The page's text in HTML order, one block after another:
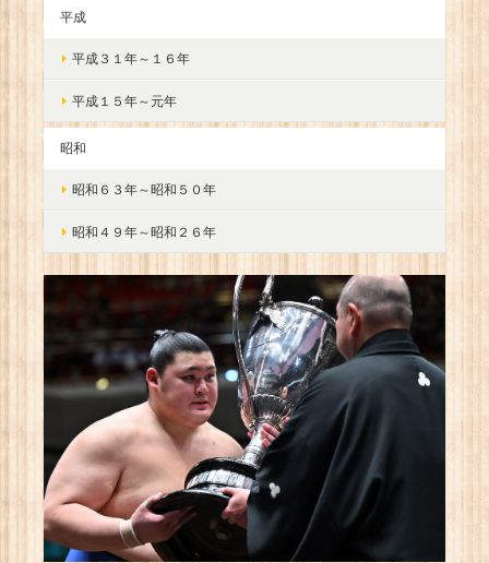
平成
平成３１年～１６年
平成１５年～元年
昭和
昭和６３年～昭和５０年
昭和４９年～昭和２６年